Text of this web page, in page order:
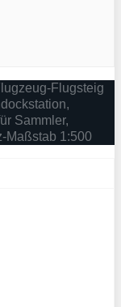
Flugsteig
Sammler,
Maßstab 1:500